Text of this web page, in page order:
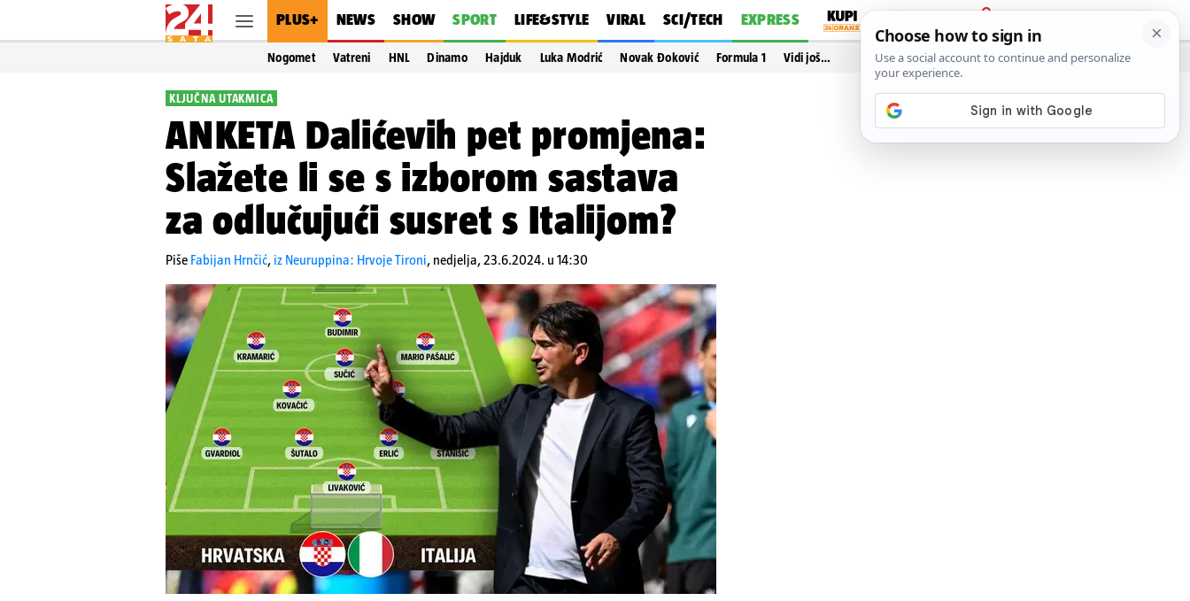
PLUS+ NEWS SHOW SPORT LIFE&STYLE VIRAL SCI/TECH EXPRESS
PRIJAVA
Nogomet Vatreni HNL Dinamo Hajduk Luka Modrić Novak Đoković Formula 1 Vidi još…
KLJUČNA UTAKMICA
ANKETA Dalićevih pet promjena:
Slažete li se s izborom sastava
za odlučujući susret s Italijom?
Piše Fabijan Hrnčić, iz Neuruppina: Hrvoje Tironi, nedjelja, 23.6.2024. u 14:30